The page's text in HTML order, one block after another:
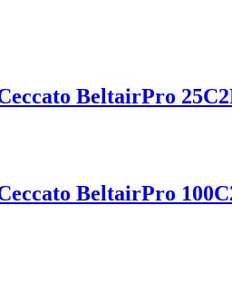
BeltairPro
BeltairPro